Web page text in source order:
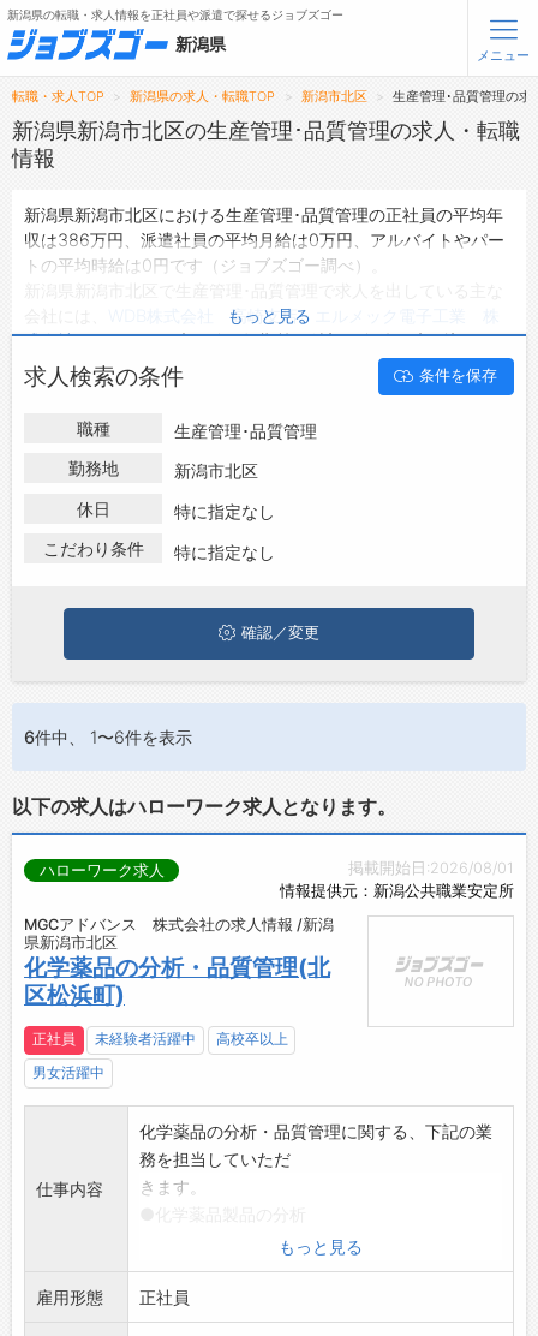
無料会員登録 ログイン
トップ
詳細情報で求人を探す
転職支援サービスについて
転職ノウハウ(応募書類の書き方・面接対策など)
転職・採用コラム
ジョブズゴーについて
お問い合わせ
新潟県の転職・求人情報を正社員や派遣で探せるジョブズゴー
新潟県
メニュー
転職・求人TOP 新潟県の求人・転職TOP 新潟市北区 生産管理･品質管理の求
新潟県新潟市北区の生産管理･品質管理の求人・転職
情報
新潟県新潟市北区における生産管理･品質管理の正社員の平均年
収は386万円、派遣社員の平均月給は0万円、アルバイトやパー
トの平均時給は0円です（ジョブズゴー調べ）。
WDB株式会社 高崎支店・
式会社などがあり、未経験や短期等ご希望の条件で絞り込みがで
きます。
新潟県新潟市北区の地域密着型の求人サイトであるジョブズゴー
では新潟県新潟市北区の求人情報を2件取り扱っており、そのう
正社員の求人 は1件、派遣社員の求人
トの求人は0件です。
第二新卒から50代・60代以上の方の再就職も可能です。 新潟県
新潟市北区で生産管理･品質管理の求人・転職情報を探している
方は、ぜひ興味のある職種に応募してみてくださいね。
もっと見る
求人検索の条件 条件を保存
職種
生産管理･品質管理
勤務地
新潟市北区
休日
特に指定なし
こだわり条件
特に指定なし
確認／変更
6件中、 1〜6件を表示
以下の求人はハローワーク求人となります。
掲載開始日:2026/08/01
情報提供元：新潟公共職業安定所
ハローワーク求人
MGCアドバンス 株式会社の求人情報 /新潟
県新潟市北区
化学薬品の分析・品質管理(北
区松浜町)
正社員 未経験者活躍中
高校卒以上
男女活躍中
仕事内容
化学薬品の分析・品質管理に関する、下記の業
務を担当していただ
きます。
●製造工程化学薬品の分析
●分析機器の管理・校正
●試薬調製・設備管理
*最初は先輩社員が丁寧に指導いたします。
もっと見る
雇用形態 正社員